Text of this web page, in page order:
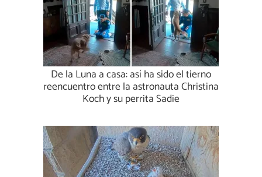
De la Luna a casa: así ha sido el tierno
reencuentro entre la astronauta Christina
Koch y su perrita Sadie